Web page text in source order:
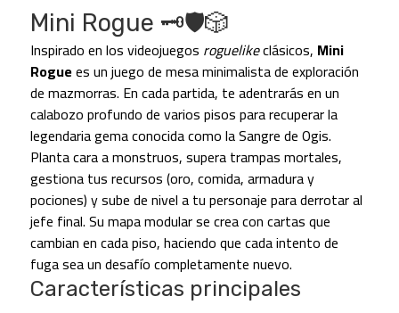
Mini Rogue 🗝️🛡️🎲
Inspirado en los videojuegos roguelikeclásicos, Mini
Roguees un juego de mesa minimalista de exploración
de mazmorras. En cada partida, te adentrarás en un
calabozo profundo de varios pisos para recuperar la
legendaria gema conocida como la Sangre de Ogis.
Planta cara a monstruos, supera trampas mortales,
gestiona tus recursos (oro, comida, armadura y
pociones) y sube de nivel a tu personaje para derrotar al
jefe final. Su mapa modular se crea con cartas que
cambian en cada piso, haciendo que cada intento de
fuga sea un desafío completamente nuevo.
Características principales